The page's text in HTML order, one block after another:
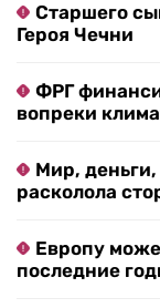
Старшего
Героя Чечни
ФРГ
вопреки
Мир,
расколола
Европу
последние